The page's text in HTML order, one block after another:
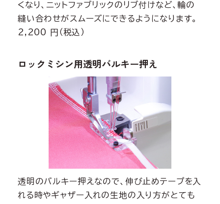
くなり、ニットファブリックのリブ付けなど、輪の
縫い合わせがスムーズにできるようになります。
2,200 円（税込）
ロックミシン用透明バルキー押え
透明のバルキー押えなので、伸び止めテープを入
れる時やギャザー入れの生地の入り方がとても